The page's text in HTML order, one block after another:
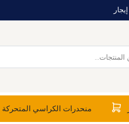
إيجار
منحدرات الكراسي المتحركة